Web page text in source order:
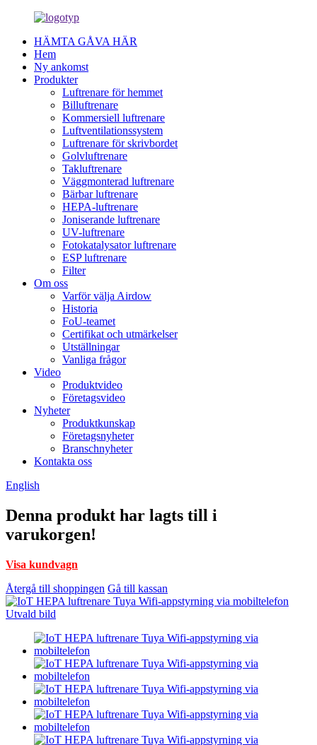
HÄMTA GÅVA HÄR
Hem
Ny ankomst
Produkter
Luftrenare för hemmet
Billuftrenare
Kommersiell luftrenare
Luftventilationssystem
Luftrenare för skrivbordet
Golvluftrenare
Takluftrenare
Väggmonterad luftrenare
Bärbar luftrenare
HEPA-luftrenare
Joniserande luftrenare
UV-luftrenare
Fotokatalysator luftrenare
ESP luftrenare
Filter
Om oss
Varför välja Airdow
Historia
FoU-teamet
Certifikat och utmärkelser
Utställningar
Vanliga frågor
Video
Produktvideo
Företagsvideo
Nyheter
Produktkunskap
Företagsnyheter
Branschnyheter
Kontakta oss
English
Denna produkt har lagts till i
varukorgen!
Visa kundvagn
Återgå till shoppingen Gå till kassan